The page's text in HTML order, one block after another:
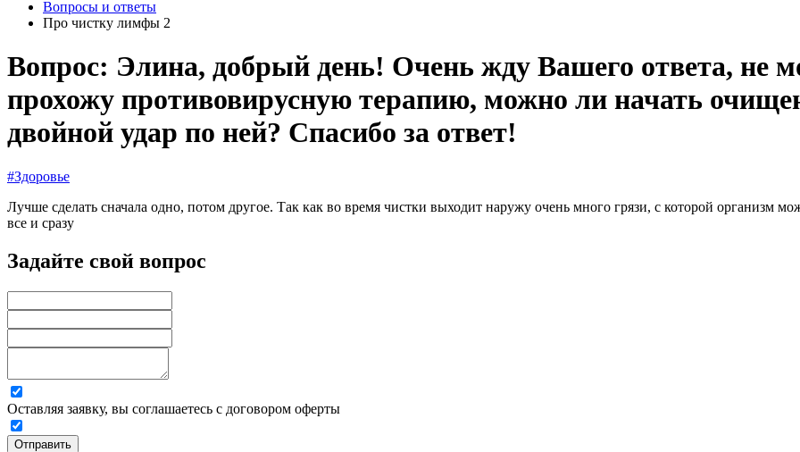
Вопросы и ответы
Про чистку лимфы 2
Вопрос: Элина, добрый день! Очень жду Вашего ответа, не
прохожу противовирусную терапию, можно ли начать
двойной удар по ней? Спасибо за ответ!
#Здоровье
Лучше сделать сначала одно, потом другое. Так как во время чистки выходит наружу очень много грязи, с которой организм
все и сразу
Задайте свой вопрос
Оставляя заявку, вы соглашаетесь с договором оферты
Отправить